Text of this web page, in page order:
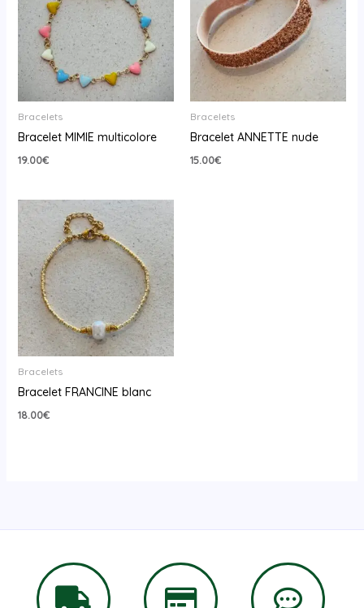
Bracelets
Bracelet MIMIE multicolore
19.00€
Bracelets
Bracelet ANNETTE nude
15.00€
Bracelets
Bracelet FRANCINE blanc
18.00€